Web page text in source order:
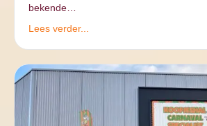
bekende…
Lees verder...